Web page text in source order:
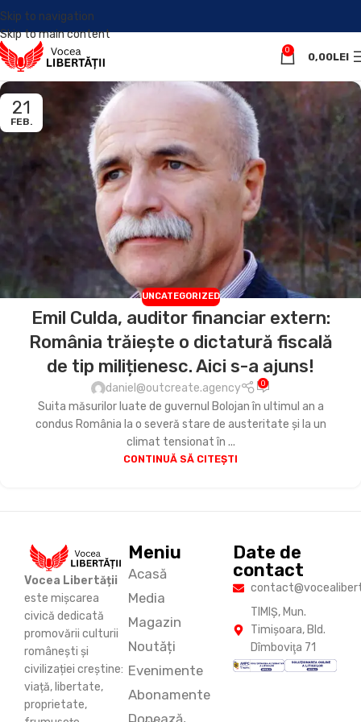
Skip to navigation
Skip to main content
0
0,00LEI
21
FEB.
UNCATEGORIZED
Emil Culda, auditor financiar extern:
România trăiește o dictatură fiscală
de tip milițienesc. Aici s-a ajuns!
daniel@outcreate.agency 0
Suita măsurilor luate de guvernul Bolojan în ultimul an a
condus România la o severă stare de austeritate și la un
climat tensionat în ...
CONTINUĂ SĂ CITEȘTI
Vocea Libertății
este mișcarea
civică dedicată
promovării culturii
românești și
civilizației creștine:
viață, libertate,
proprietate,
Meniu
Acasă
Media
Magazin
Noutăți
Evenimente
Abonamente
Donează
Date de
contact
TIMIŞ, Mun.
Timişoara, Bld.
Dîmboviţa 71